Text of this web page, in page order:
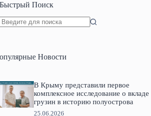
Быстрый Поиск
Новости
В Крыму представили первое
комплексное исследование о вкладе
грузин в историю полуострова
25.06.2026